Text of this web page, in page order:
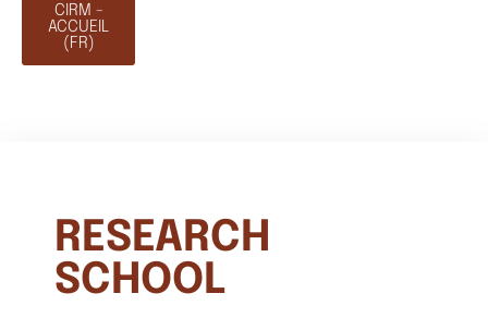
CIRM -
ACCUEIL
(FR)
RESEARCH
SCHOOL